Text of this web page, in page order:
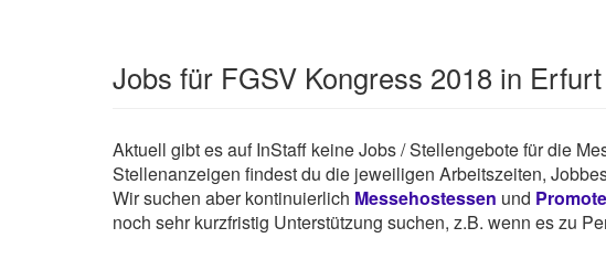
Jobs für FGSV Kongress 2018 in Erfurt
Aktuell gibt es auf InStaff keine Jobs / Stellengebote für die
Stellenanzeigen findest du die jeweiligen Arbeitszeiten,
Wir suchen aber kontinuierlich Messehostessen und
noch sehr kurzfristig Unterstützung suchen, z.B. wenn es zu